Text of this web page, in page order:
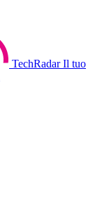
TechRadar Il tuo